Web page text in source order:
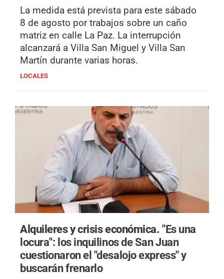
La medida está prevista para este sábado
8 de agosto por trabajos sobre un caño
matriz en calle La Paz. La interrupción
alcanzará a Villa San Miguel y Villa San
Martín durante varias horas.
LOCALES
Alquileres y crisis económica."Es una
locura": los inquilinos de San Juan
cuestionaron el "desalojo express" y
buscarán frenarlo